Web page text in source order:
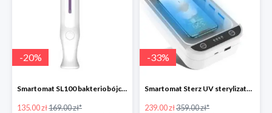
-20%
Smartomat SL100 bakteriobójcza lampa UV -20%
135.00 zł169.00 zł*
-33%
Smartomat Sterz UV sterylizator -33%
239.00 zł359.00 zł*